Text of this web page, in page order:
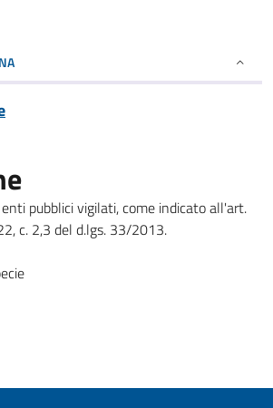
pubblici vigilati, come indicato all'art.
c. 2,3 del d.lgs. 33/2013.